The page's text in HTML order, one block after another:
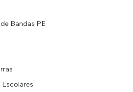
Bandas PE